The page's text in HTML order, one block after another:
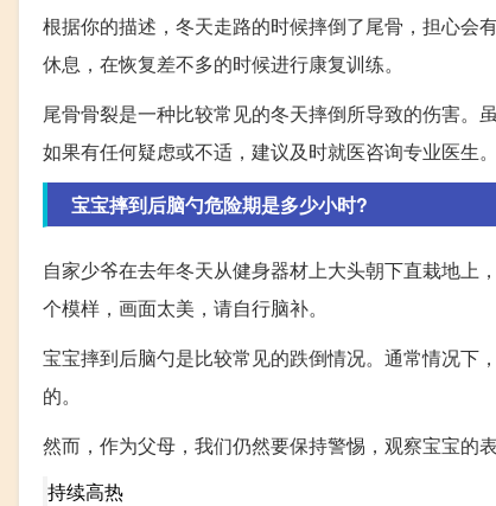
根据你的描述，冬天走路的时候摔倒了尾骨，担心会
休息，在恢复差不多的时候进行康复训练。
尾骨骨裂是一种比较常见的冬天摔倒所导致的伤害。
如果有任何疑虑或不适，建议及时就医咨询专业医生。
宝宝摔到后脑勺危险期是多少小时?
自家少爷在去年冬天从健身器材上大头朝下直栽地上
个模样，画面太美，请自行脑补。
宝宝摔到后脑勺是比较常见的跌倒情况。通常情况下
的。
然而，作为父母，我们仍然要保持警惕，观察宝宝的
持续高热